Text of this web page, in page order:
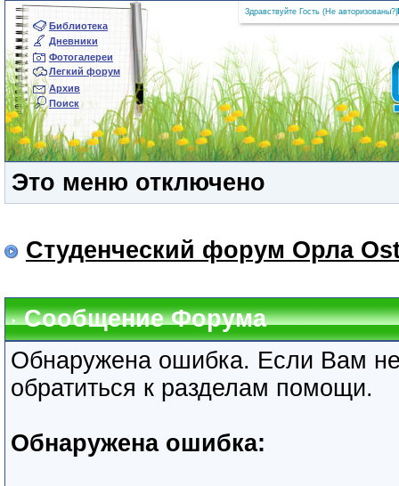
Библиотека
Дневники
Фотогалереи
Легкий форум
Архив
Поиск
Здравствуйте Гость (Не авторизованы?
Это меню отключено
Студенческий форум Орла
Сообщение Форума
Обнаружена ошибка. Если Вам
обратиться к разделам помощи.
Обнаружена ошибка: